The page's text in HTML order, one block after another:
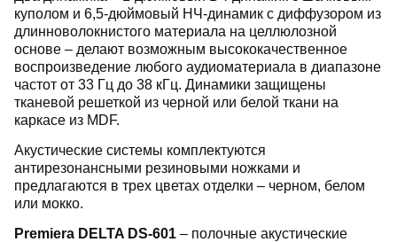
куполом и 6,5-дюймовый НЧ-динамик с диффузором из
длинноволокнистого материала на целлюлозной
основе – делают возможным высококачественное
воспроизведение любого аудиоматериала в диапазоне
частот от 33 Гц до 38 кГц. Динамики защищены
тканевой решеткой из черной или белой ткани на
каркасе из MDF.
Акустические системы комплектуются
антирезонансными резиновыми ножками и
предлагаются в трех цветах отделки – черном, белом
или мокко.
Premiera DELTA DS-601 – полочные акустические